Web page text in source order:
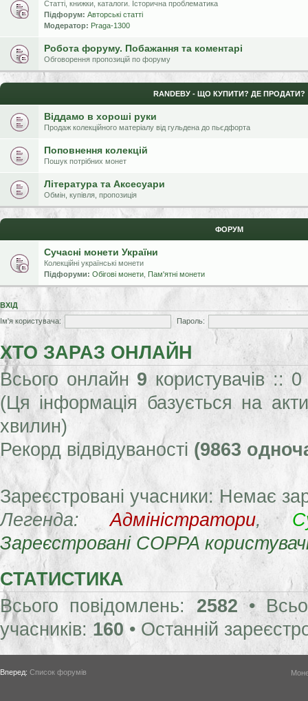
Статті, книжки, каталоги. Історична проблематика
Підфорум: Авторські статті
Модератор: Praga-1300
Робота форуму. Побажання та коментарі
Обговорення пропозицій по форуму
RANDЕВУ - ЩО КУПИТИ? ДЕ ПРОДАТИ?
Віддамо в хороші руки
Продаж колекційного матеріалу від гульдена до пьєдфорта
Поповнення колекцій
Пошук потрібних монет
Література та Аксесуари
Обмін, купівля, пропозиція
ФОРУМ
Сучасні монети України
Колекційні українські монети
Підфоруми: Обігові монети Пам'ятні монети
ВХІД
Ім'я користувача:
Пароль:
ХТО ЗАРАЗ ОНЛАЙН
Всього онлайн 9користувачів ::
(Ця інформація базується на
хвилин)
Рекорд відвідуваності (9863
Зареєстровані учасники: Немає
Легенда:Адміністратори,
Зареєстровані COPPA
СТАТИСТИКА
Всього повідомлень: 2582 •
учасників: 160 • Останній
Вперед: Список форумів